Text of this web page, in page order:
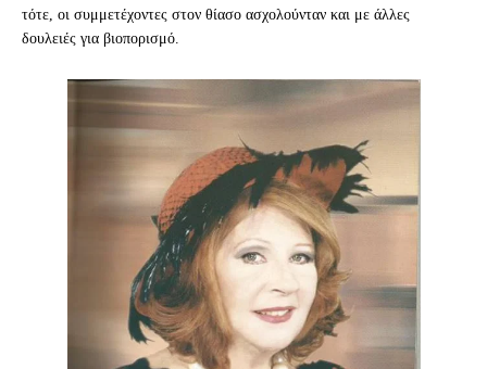
τότε, οι συμμετέχοντες στον θίασο ασχολούνταν και με άλλες
δουλειές για βιοπορισμό.